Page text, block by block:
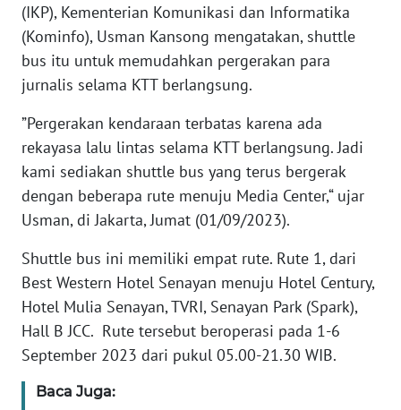
(IKP), Kementerian Komunikasi dan Informatika
(Kominfo), Usman Kansong mengatakan, shuttle
bus itu untuk memudahkan pergerakan para
jurnalis selama KTT berlangsung.
”Pergerakan kendaraan terbatas karena ada
rekayasa lalu lintas selama KTT berlangsung. Jadi
kami sediakan shuttle bus yang terus bergerak
dengan beberapa rute menuju Media Center,“ ujar
Usman, di Jakarta, Jumat (01/09/2023).
Shuttle bus ini memiliki empat rute. Rute 1, dari
Best Western Hotel Senayan menuju Hotel Century,
Hotel Mulia Senayan, TVRI, Senayan Park (Spark),
Hall B JCC. Rute tersebut beroperasi pada 1-6
September 2023 dari pukul 05.00-21.30 WIB.
Baca Juga:
SIBER
REDAKSI
KARIR
DISCLAIMER
News
WN
SUMUT
WN